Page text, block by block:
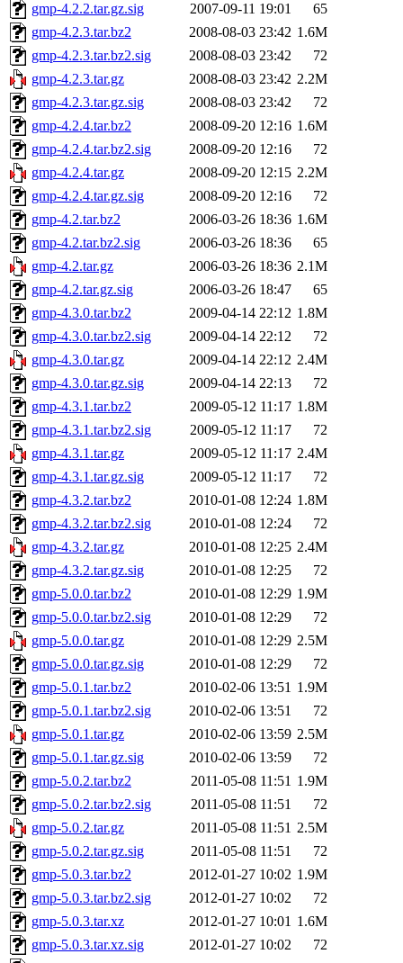
gmp-4.2.2.tar.gz.sig
2007-09-11 19:01
65
gmp-4.2.3.tar.bz2
2008-08-03 23:42 1.6M
gmp-4.2.3.tar.bz2.sig
2008-08-03 23:42
72
gmp-4.2.3.tar.gz
2008-08-03 23:42 2.2M
gmp-4.2.3.tar.gz.sig
2008-08-03 23:42
72
gmp-4.2.4.tar.bz2
2008-09-20 12:16 1.6M
gmp-4.2.4.tar.bz2.sig
2008-09-20 12:16
72
gmp-4.2.4.tar.gz
2008-09-20 12:15 2.2M
gmp-4.2.4.tar.gz.sig
2008-09-20 12:16
72
gmp-4.2.tar.bz2
2006-03-26 18:36 1.6M
gmp-4.2.tar.bz2.sig
2006-03-26 18:36
65
gmp-4.2.tar.gz
2006-03-26 18:36 2.1M
gmp-4.2.tar.gz.sig
2006-03-26 18:47
65
gmp-4.3.0.tar.bz2
2009-04-14 22:12 1.8M
gmp-4.3.0.tar.bz2.sig
2009-04-14 22:12
72
gmp-4.3.0.tar.gz
2009-04-14 22:12 2.4M
gmp-4.3.0.tar.gz.sig
2009-04-14 22:13
72
gmp-4.3.1.tar.bz2
2009-05-12 11:17 1.8M
gmp-4.3.1.tar.bz2.sig
2009-05-12 11:17
72
gmp-4.3.1.tar.gz
2009-05-12 11:17 2.4M
gmp-4.3.1.tar.gz.sig
2009-05-12 11:17
72
gmp-4.3.2.tar.bz2
2010-01-08 12:24 1.8M
gmp-4.3.2.tar.bz2.sig
2010-01-08 12:24
72
gmp-4.3.2.tar.gz
2010-01-08 12:25 2.4M
gmp-4.3.2.tar.gz.sig
2010-01-08 12:25
72
gmp-5.0.0.tar.bz2
2010-01-08 12:29 1.9M
gmp-5.0.0.tar.bz2.sig
2010-01-08 12:29
72
gmp-5.0.0.tar.gz
2010-01-08 12:29 2.5M
gmp-5.0.0.tar.gz.sig
2010-01-08 12:29
72
gmp-5.0.1.tar.bz2
2010-02-06 13:51 1.9M
gmp-5.0.1.tar.bz2.sig
2010-02-06 13:51
72
gmp-5.0.1.tar.gz
2010-02-06 13:59 2.5M
gmp-5.0.1.tar.gz.sig
2010-02-06 13:59
72
gmp-5.0.2.tar.bz2
2011-05-08 11:51 1.9M
gmp-5.0.2.tar.bz2.sig
2011-05-08 11:51
72
gmp-5.0.2.tar.gz
2011-05-08 11:51 2.5M
gmp-5.0.2.tar.gz.sig
2011-05-08 11:51
72
gmp-5.0.3.tar.bz2
2012-01-27 10:02 1.9M
gmp-5.0.3.tar.bz2.sig
2012-01-27 10:02
72
gmp-5.0.3.tar.xz
2012-01-27 10:01 1.6M
gmp-5.0.3.tar.xz.sig
2012-01-27 10:02
72